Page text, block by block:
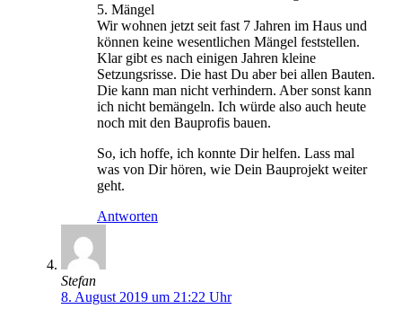
5. Mängel
Wir wohnen jetzt seit fast 7 Jahren im Haus und
können keine wesentlichen Mängel feststellen.
Klar gibt es nach einigen Jahren kleine
Setzungsrisse. Die hast Du aber bei allen Bauten.
Die kann man nicht verhindern. Aber sonst kann
ich nicht bemängeln. Ich würde also auch heute
noch mit den Bauprofis bauen.
So, ich hoffe, ich konnte Dir helfen. Lass mal
was von Dir hören, wie Dein Bauprojekt weiter
geht.
Antworten
Stefan
8. August 2019 um 21:22 Uhr